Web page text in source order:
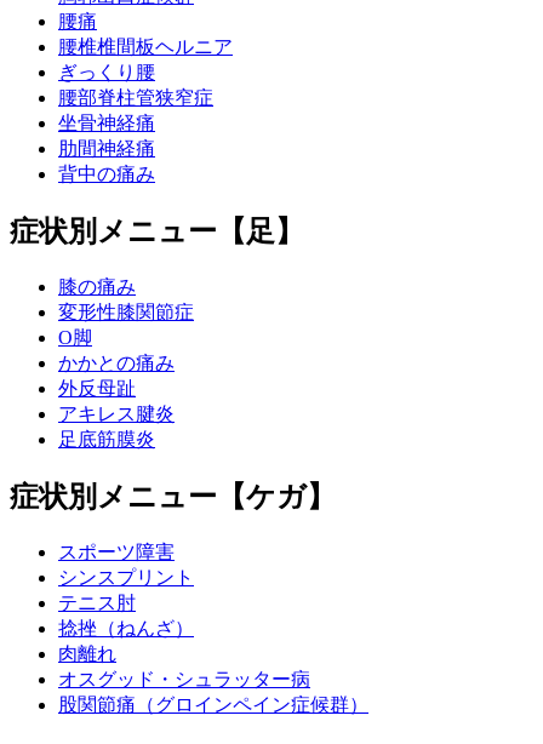
腰痛
腰椎椎間板ヘルニア
ぎっくり腰
腰部脊柱管狭窄症
坐骨神経痛
肋間神経痛
背中の痛み
症状別メニュー【足】
膝の痛み
変形性膝関節症
O脚
かかとの痛み
外反母趾
アキレス腱炎
足底筋膜炎
症状別メニュー【ケガ】
スポーツ障害
シンスプリント
テニス肘
捻挫（ねんざ）
肉離れ
オスグッド・シュラッター病
股関節痛（グロインペイン症候群）